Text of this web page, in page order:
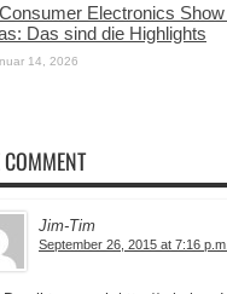
Electronics
Das sind die Highlights
14, 2026
Jim-Tim
September 26, 2015 at 7:16 p.m.